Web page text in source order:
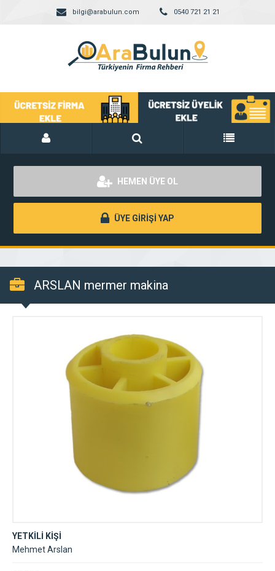
bilgi@arabulun.com 0540 721 21 21
HEMEN ÜYE OL
ÜYE GİRİŞİ YAP
ARSLAN mermer makina
YETKİLİ KİŞİ
Mehmet Arslan